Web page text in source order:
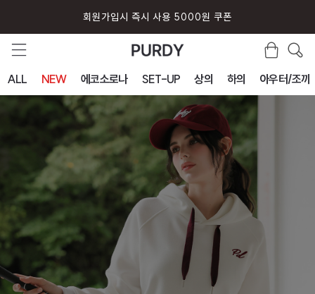
퍼디 앱 설치시 10% 할인 쿠폰
ALL NEW 에코소로나 SET-UP 상의 하의 아우터/조끼